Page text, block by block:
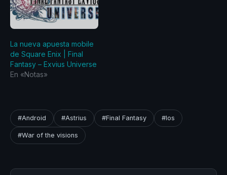
La nueva apuesta mobile
de Square Enix | Final
Fantasy – Exvius Universe
En «Notas»
#Android #Astrius #Final Fantasy #Ios
#War of the visions